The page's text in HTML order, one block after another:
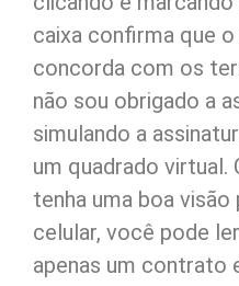
caixa confirma que
concorda com os
não sou obrigado a
simulando a
um quadrado virtual.
tenha uma boa
celular, você pode
apenas um contrato